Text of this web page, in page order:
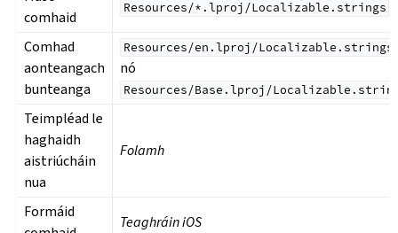
comhaid
Resources/*.lproj/Localizable.strings
Comhad
aonteangach
bunteanga
Resources/en.lproj/Localizable.strings
nó
Resources/Base.lproj/
Teimpléad le
haghaidh
aistriúcháin
nua
Folamh
Formáid
Teaghráin iOS